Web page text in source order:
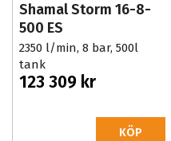
Shamal Storm 16-8-
500 ES
2350 l/min, 8 bar, 500l
tank
123 309 kr
KÖP